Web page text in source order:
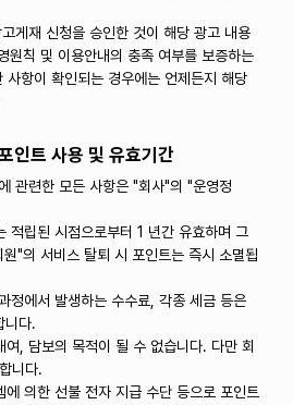
게재 신청을 승인한 것이 해당 광고 내용
원칙 및 이용안내의 충족 여부를 보증하는
사항이 확인되는 경우에는 언제든지 해당
인트 사용 및 유효기간
관련한 모든 사항은 "회사"의 "운영정
립된 시점으로부터 1 년간 유효하며 그
"의 서비스 탈퇴 시 포인트는 즉시 소멸됩
에서 발생하는 수수료, 각종 세금 등은
니다.
, 담보의 목적이 될 수 없습니다. 다만 회
니다.
의한 선불 전자 지급 수단 등으로 포인트